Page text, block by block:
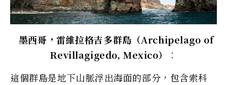
墨西哥，雷維拉格吉多群島（Archipelago of
Revillagigedo, Mexico）︰
這個群島是地下山脈浮出海面的部分，包含索科